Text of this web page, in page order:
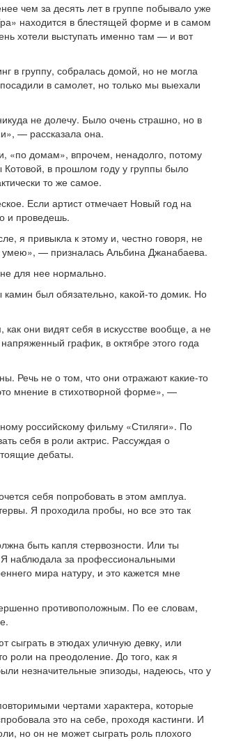
чем за десять лет в группе побывало уже
находится в блестящей форме и в самом
хотели выступать именно там — и вот
в группу, собралась домой, но не могла
в самолет, но только мы выехали
не долечу. Было очень страшно, но в
— рассказала она.
«по домам», впрочем, ненадолго, потому
в прош­лом году у группы было
то же самое.
Если артист отмечает Новый год на
и проведешь.
я привыкла к этому и, честно говоря, не
умею», — призналась Альбина Джанабаева.
для нее нормально.
был обязательно, какой-то домик. Но
они видят себя в искусстве вообще, а не
график, в октябре этого года
Речь не о том, что они отражают какие-то
мнение в стихотворной форме», —
российскому фильму «Стиляги». По
себя в роли актрис. Рассуждая о
дебаты.
себя попробовать в этом амплуа.
Я проходила пробы, но все это так
быть капля стервозности. Или ты
Я наблюдала за профессиональными
мира натуру, и это кажется мне
противоположным. По ее словам,
сыграть в этюдах уличную девку, или
роли на преодоление. До того, как я
незначительные эпизоды, надеюсь, что у
чертами характера, которые
это на себе, проходя кастинги. И
но он не может сыграть роль плохого